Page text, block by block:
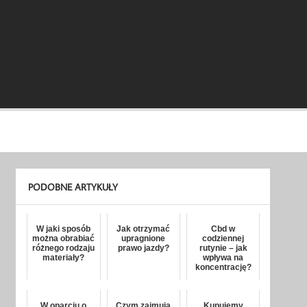
PODOBNE ARTYKUŁY
W jaki sposób
można obrabiać
różnego rodzaju
materiały?
Jak otrzymać
upragnione
prawo jazdy?
Cbd w
codziennej
rutynie – jak
wpływa na
koncentrację?